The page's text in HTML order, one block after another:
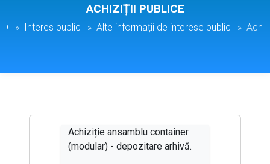
ACHIZIȚII PUBLICE
Interes public Alte informații de interese public
Achiziție ansamblu container
(modular) - depozitare arhivă.